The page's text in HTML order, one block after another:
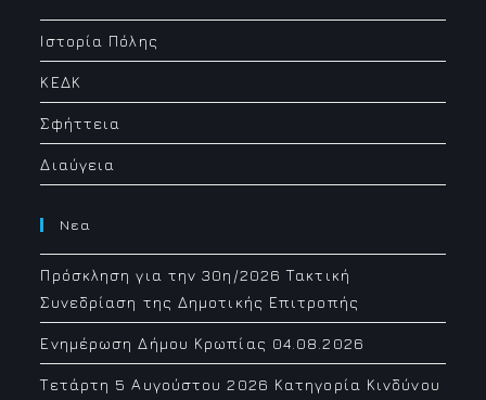
Ιστορία Πόλης
ΚΕΔΚ
Σφήττεια
Διαύγεια
Νεα
Πρόσκληση για την 30η/2026 Τακτική
Συνεδρίαση της Δημοτικής Επιτροπής
Ενημέρωση Δήμου Κρωπίας 04.08.2026
Τετάρτη 5 Αυγούστου 2026 Κατηγορία Κινδύνου